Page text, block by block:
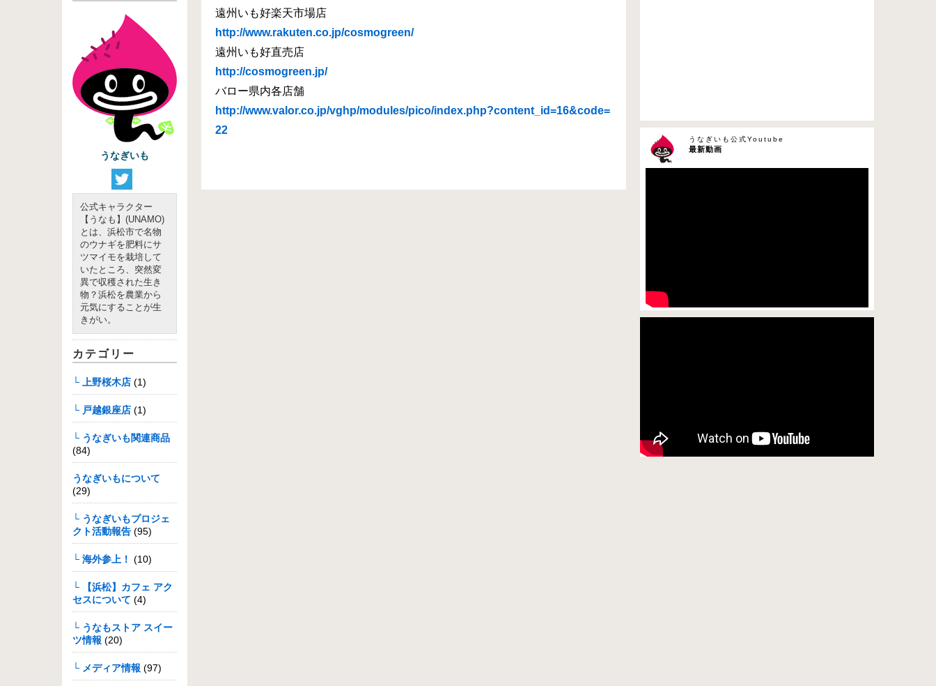
うなぎいも
公式キャラクター
【うなも】(UNAMO)
とは、浜松市で名物
のウナギを肥料にサ
ツマイモを栽培して
いたところ、突然変
異で収穫された生き
物？浜松を農業から
元気にすることが生
きがい。
カテゴリー
└ 上野桜木店 (1)
└ 戸越銀座店 (1)
└ うなぎいも関連商品
(84)
うなぎいもについて
(29)
└ うなぎいもプロジェ
クト活動報告 (95)
└ 海外参上！ (10)
└ 【浜松】カフェ アク
セスについて (4)
└ うなもストア スイー
ツ情報 (20)
└ メディア情報 (97)
遠州いも好楽天市場店
http://www.rakuten.co.jp/cosmogreen/
遠州いも好直売店
http://cosmogreen.jp/
バロー県内各店舗
http://www.valor.co.jp/vghp/modules/pico/index.php?content_id=16&code=
22
最新動画
うなぎいも公式Youtube